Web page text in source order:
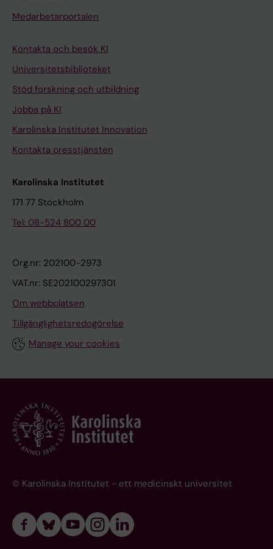
Medarbetarportalen
Kontakta och besök KI
Universitetsbiblioteket
Stöd forskning och utbildning
Jobba på KI
Karolinska Institutet Innovation
Kontakta presstjänsten
Karolinska Institutet
171 77 Stockholm
Tel: 08-524 800 00
Org.nr: 202100-2973
VAT.nr: SE202100297301
Om webbplatsen
Tillgänglighetsredogörelse
Manage your cookies
© Karolinska Institutet - ett medicinskt universitet